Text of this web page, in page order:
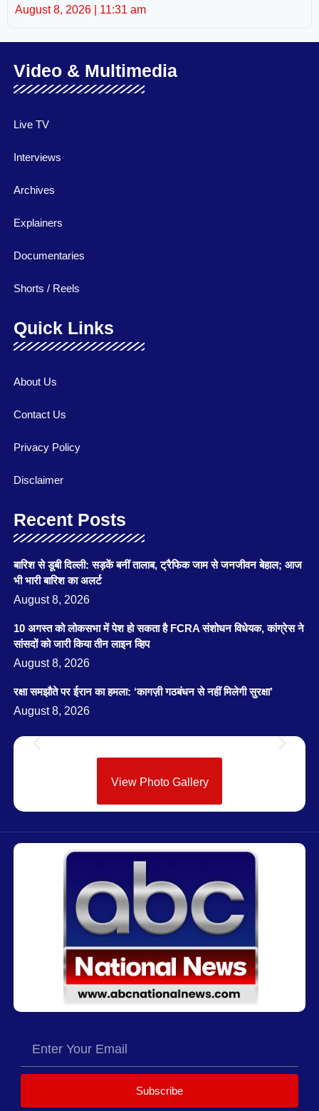
August 8, 2026 11:31 am
Video & Multimedia
Live TV
Interviews
Archives
Explainers
Documentaries
Shorts / Reels
Quick Links
About Us
Contact Us
Privacy Policy
Disclaimer
Recent Posts
बारिश से डूबी दिल्ली: सड़कें बनीं तालाब, ट्रैफिक जाम से जनजीवन बेहाल; आज
भी भारी बारिश का अलर्ट
August 8, 2026
10 अगस्त को लोकसभा में पेश हो सकता है FCRA संशोधन विधेयक, कांग्रेस ने
सांसदों को जारी किया तीन लाइन व्हिप
August 8, 2026
रक्षा समझौते पर ईरान का हमला: ‘कागज़ी गठबंधन से नहीं मिलेगी सुरक्षा’
August 8, 2026
View Photo Gallery
Subscribe